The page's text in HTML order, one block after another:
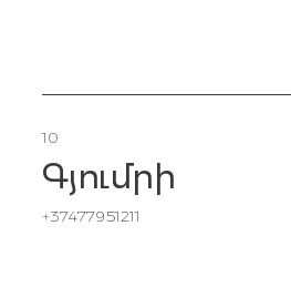
10
Գյումրի
+37477951211